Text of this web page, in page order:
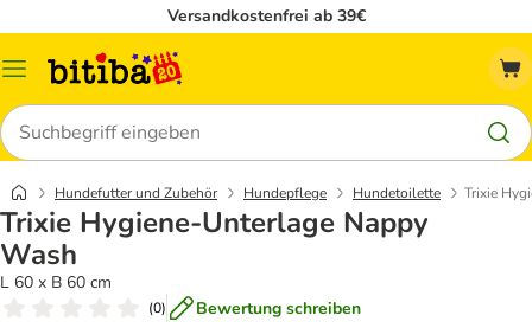
Versandkostenfrei ab 39€
Menü
Suchen
Hundefutter und Zubehör Hundepflege Hundetoilette Trixie
Trixie Hygiene-Unterlage Nappy
Wash
L 60 x B 60 cm
(0) Bewertung schreiben